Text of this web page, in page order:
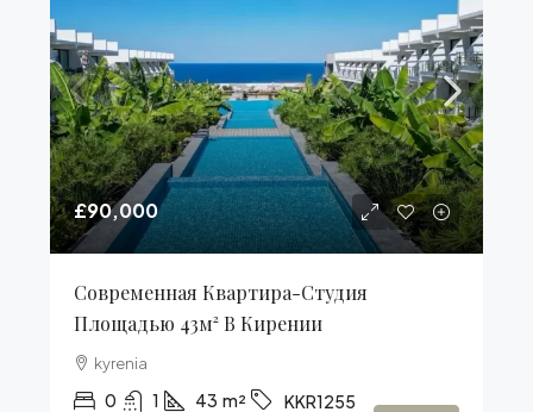
£90,000
Современная Квартира-Студия
Площадью 43м² В Кирении
kyrenia
0 1 43 m² KKR1255